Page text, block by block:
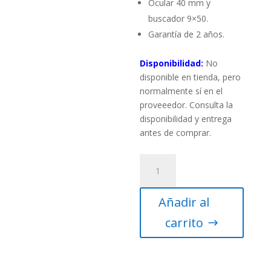
Ocular 40 mm y
buscador 9×50.
Garantía de 2 años.
Disponibilidad: No
disponible en tienda, pero
normalmente sí en el
proveeedor. Consulta la
disponibilidad y entrega
antes de comprar.
Celestron
computerizado
Añadir al
carrito